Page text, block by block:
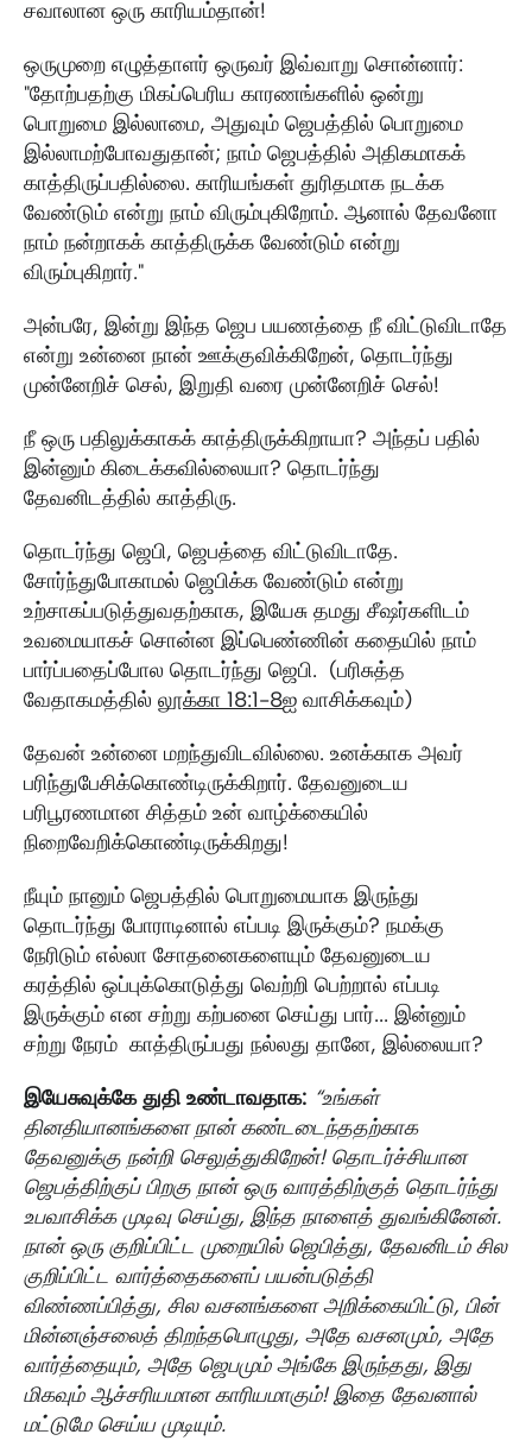
சவாலான ஒரு காரியம்தான்!
ஒருமுறை எழுத்தாளர் ஒருவர் இவ்வாறு சொன்னார்:
"தோற்பதற்கு மிகப்பெரிய காரணங்களில் ஒன்று
பொறுமை இல்லாமை, அதுவும் ஜெபத்தில் பொறுமை
இல்லாமற்போவதுதான்; நாம் ஜெபத்தில் அதிகமாகக்
காத்திருப்பதில்லை. காரியங்கள் துரிதமாக நடக்க
வேண்டும் என்று நாம் விரும்புகிறோம். ஆனால் தேவனோ
நாம் நன்றாகக் காத்திருக்க வேண்டும் என்று
விரும்புகிறார்."
அன்பரே, இன்று இந்த ஜெப பயணத்தை நீ விட்டுவிடாதே
என்று உன்னை நான் ஊக்குவிக்கிறேன், தொடர்ந்து
முன்னேறிச் செல், இறுதி வரை முன்னேறிச் செல்!
நீ ஒரு பதிலுக்காகக் காத்திருக்கிறாயா? அந்தப் பதில்
இன்னும் கிடைக்கவில்லையா? தொடர்ந்து
தேவனிடத்தில் காத்திரு.
தொடர்ந்து ஜெபி, ஜெபத்தை விட்டுவிடாதே.
சோர்ந்துபோகாமல் ஜெபிக்க வேண்டும் என்று
உற்சாகப்படுத்துவதற்காக, இயேசு தமது சீஷர்களிடம்
உவமையாகச் சொன்ன இப்பெண்ணின் கதையில் நாம்
பார்ப்பதைப்போல தொடர்ந்து ஜெபி. (பரிசுத்த
வேதாகமத்தில் லூக்கா 18:1‭-‬8ஐ வாசிக்கவும்)
தேவன் உன்னை மறந்துவிடவில்லை. உனக்காக அவர்
பரிந்துபேசிக்கொண்டிருக்கிறார். தேவனுடைய
பரிபூரணமான சித்தம் உன் வாழ்க்கையில்
நிறைவேறிக்கொண்டிருக்கிறது!
நீயும் நானும் ஜெபத்தில் பொறுமையாக இருந்து
தொடர்ந்து போராடினால் எப்படி இருக்கும்? நமக்கு
நேரிடும் எல்லா சோதனைகளையும் தேவனுடைய
கரத்தில் ஒப்புக்கொடுத்து வெற்றி பெற்றால் எப்படி
இருக்கும் என சற்று கற்பனை செய்து பார்... இன்னும்
சற்று நேரம் காத்திருப்பது நல்லது தானே, இல்லையா?
இயேசுவுக்கே துதி உண்டாவதாக: “உங்கள்
தினதியானங்களை நான் கண்டடைந்ததற்காக
தேவனுக்கு நன்றி செலுத்துகிறேன்! தொடர்ச்சியான
ஜெபத்திற்குப் பிறகு நான் ஒரு வாரத்திற்குத் தொடர்ந்து
உபவாசிக்க முடிவு செய்து, இந்த நாளைத் துவங்கினேன்.
நான் ஒரு குறிப்பிட்ட முறையில் ஜெபித்து, தேவனிடம் சில
குறிப்பிட்ட வார்த்தைகளைப் பயன்படுத்தி
விண்ணப்பித்து, சில வசனங்களை அறிக்கையிட்டு, பின்
மின்னஞ்சலைத் திறந்தபொழுது, அதே வசனமும், அதே
வார்த்தையும், அதே ஜெபமும் அங்கே இருந்தது, இது
மிகவும் ஆச்சரியமான காரியமாகும்! இதை தேவனால்
மட்டுமே செய்ய முடியும்.